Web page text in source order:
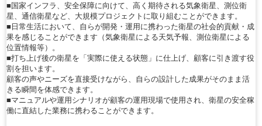
■国家インフラ、安全保障に向けて、高く期待される気象衛星、測位衛
星、通信衛星など、大規模プロジェクトに取り組むことができます。
■日常生活において、自らが開発・運用に携わった衛星の社会的貢献・成
果を感じることができます（気象衛星による天気予報、測位衛星による
位置情報等）。
■打ち上げ後の衛星を「実際に使える状態」に仕上げ、顧客に引き渡す役
割を担います。
顧客の声やニーズを直接受けながら、自らの設計した成果がそのまま活
きる瞬間を体感できます。
■マニュアルや運用シナリオが顧客の運用現場で使用され、衛星の安全稼
働に直結した業務に携わることができます。